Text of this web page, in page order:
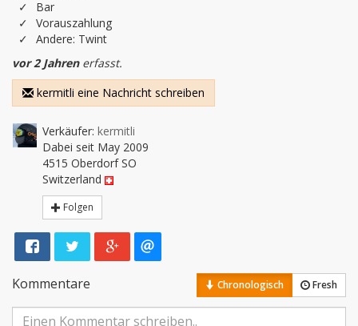
Bar
Vorauszahlung
Andere: Twint
vor 2 Jahrenerfasst.
kermitli eine Nachricht schreiben
Verkäufer: kermitli
Dabei seit May 2009
4515 Oberdorf SO
Switzerland
Folgen
Kommentare Chronologisch Fresh